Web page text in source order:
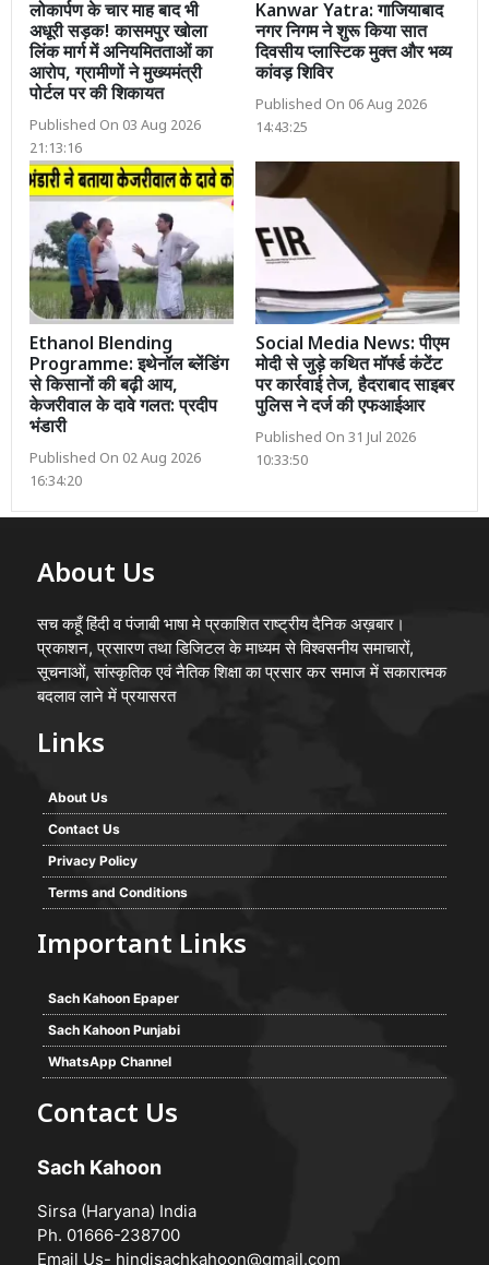
लोकार्पण के चार माह बाद भी
अधूरी सड़क! कासमपुर खोला
लिंक मार्ग में अनियमितताओं का
आरोप, ग्रामीणों ने मुख्यमंत्री
पोर्टल पर की शिकायत
Published On 03 Aug 2026
21:13:16
Kanwar Yatra: गाजियाबाद
नगर निगम ने शुरू किया सात
दिवसीय प्लास्टिक मुक्त और भव्य
कांवड़ शिविर
Published On 06 Aug 2026
14:43:25
Ethanol Blending
Programme: इथेनॉल ब्लेंडिंग
से किसानों की बढ़ी आय,
केजरीवाल के दावे गलत: प्रदीप
भंडारी
Published On 02 Aug 2026
16:34:20
Social Media News: पीएम
मोदी से जुड़े कथित मॉर्फ्ड कंटेंट
पर कार्रवाई तेज, हैदराबाद साइबर
पुलिस ने दर्ज की एफआईआर
Published On 31 Jul 2026
10:33:50
About Us
सच कहूँ हिंदी व पंजाबी भाषा मे प्रकाशित राष्ट्रीय दैनिक अख़बार।
प्रकाशन, प्रसारण तथा डिजिटल के माध्यम से विश्वसनीय समाचारों,
सूचनाओं, सांस्कृतिक एवं नैतिक शिक्षा का प्रसार कर समाज में सकारात्मक
बदलाव लाने में प्रयासरत
Links
About Us
Contact Us
Privacy Policy
Terms and Conditions
Important Links
Sach Kahoon Epaper
Sach Kahoon Punjabi
WhatsApp Channel
Contact Us
Sach Kahoon
Sirsa (Haryana) India
Ph. 01666-238700
Email Us- hindisachkahoon@gmail.com